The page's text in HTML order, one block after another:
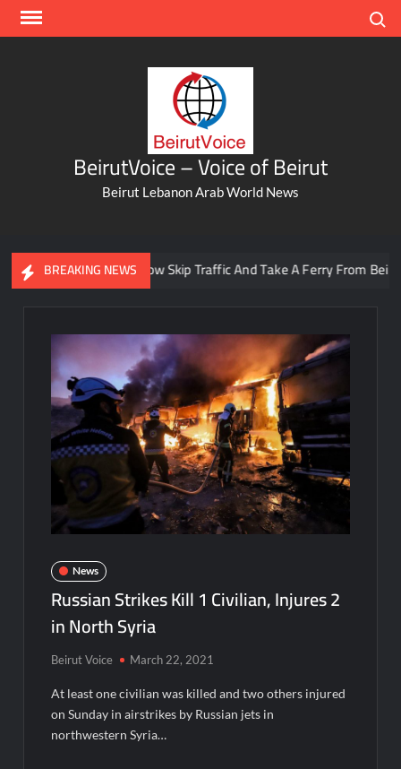
Skip
BeirutVoice – Voice of Beirut
Beirut Lebanon Arab World News
BREAKING NEWS
You Can Now Skip Traffic And Take A Ferry From Beirut To
News
Russian Strikes Kill 1 Civilian, Injures 2
in North Syria
Beirut Voice March 22, 2021
At least one civilian was killed and two others injured
on Sunday in airstrikes by Russian jets in
northwestern Syria…